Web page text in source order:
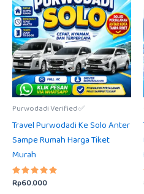
Purwodadi Verified ✅
Travel Purwodadi Ke Solo Anter
Sampe Rumah Harga Tiket
Murah
Dinilai
5.00
Rp60.000